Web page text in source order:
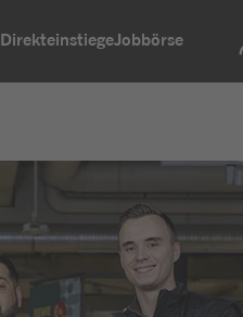
DirekteinstiegeJobbörse